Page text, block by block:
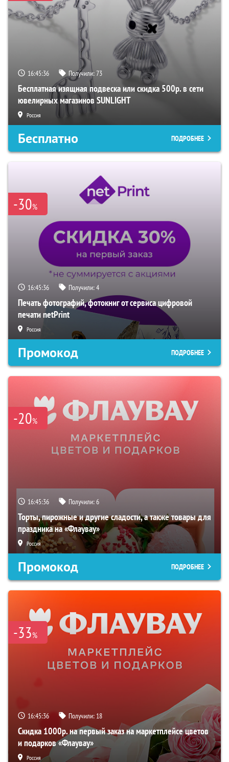
16:45:35 Получили:73
Бесплатная изящная подвеска или скидка 500р. в сети
ювелирных магазинов SUNLIGHT
Россия
Бесплатно ПОДРОБНЕЕ
-30%
16:45:35 Получили:4
Печать фотографий, фотокниг от сервиса цифровой
печати netPrint
Россия
Промокод ПОДРОБНЕЕ
-20%
16:45:35 Получили:6
Торты, пирожные и другие сладости, а также товары для
праздника на «Флаувау»
Россия
Промокод ПОДРОБНЕЕ
-33%
16:45:35 Получили: 18
Скидка 1000р. на первый заказ на маркетплейсе цветов
и подарков «Флаувау»
Россия